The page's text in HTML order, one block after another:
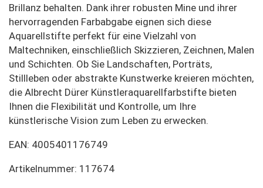
Brillanz behalten. Dank ihrer robusten Mine und ihrer
hervorragenden Farbabgabe eignen sich diese
Aquarellstifte perfekt für eine Vielzahl von
Maltechniken, einschließlich Skizzieren, Zeichnen, Malen
und Schichten. Ob Sie Landschaften, Porträts,
Stillleben oder abstrakte Kunstwerke kreieren möchten,
die Albrecht Dürer Künstleraquarellfarbstifte bieten
Ihnen die Flexibilität und Kontrolle, um Ihre
künstlerische Vision zum Leben zu erwecken.
EAN: 4005401176749
Artikelnummer: 117674